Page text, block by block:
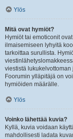
Ylös
Mitä ovat hymiöt?
Hymiöt tai emoticonit
ilmaisemiseen lyhyitä
tarkoittaa surullista.
viestistä
Foorumin ylläpitäjä on
hymiöiden määrälle.
Ylös
Voinko lähettää kuvia?
Kyllä, kuvia voidaan
mahdollisesti ladata